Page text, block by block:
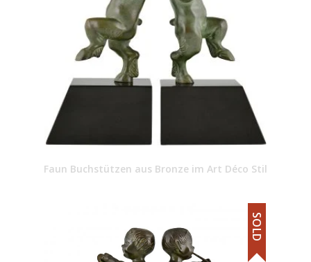
Faun Buchstützen aus Bronze im Art Déco Stil
SOLD